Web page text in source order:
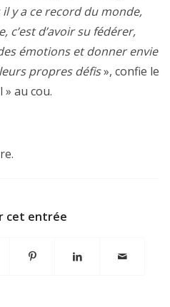
y a ce record du monde,
c’est d’avoir su fédérer,
émotions et donner envie
propres défis», confie le
» au cou.
cet entrée